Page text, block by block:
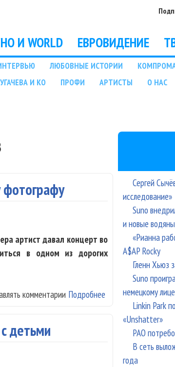
И WORLD ЕВРОВИДЕНИЕ
ЛЮБОВНЫЕ ИСТОРИИ
И КО ПРОФИ АРТИСТЫ О НАС
фотографу
артист давал концерт во
в одном из дорогих
Подробнее о Охрана
комментарии
детьми
Сергей
исследование»
Suno
и новые
«Рианна
A$AP Rocky
Гленн Хьюз
Suno
немецкому
Linkin Park
«Unshatter»
РАО
В сеть
года